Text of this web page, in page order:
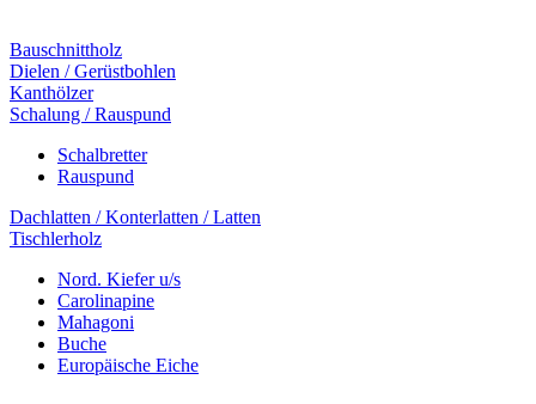
Bauschnittholz
Dielen / Gerüstbohlen
Kanthölzer
Schalung / Rauspund
Schalbretter
Rauspund
Dachlatten / Konterlatten / Latten
Tischlerholz
Nord. Kiefer u/s
Carolinapine
Mahagoni
Buche
Europäische Eiche